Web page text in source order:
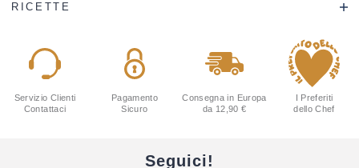
RICETTE
Servizio Clienti
Contattaci
Pagamento
Sicuro
Consegna in Europa
da 12,90 €
I Preferiti
dello Chef
Seguici!